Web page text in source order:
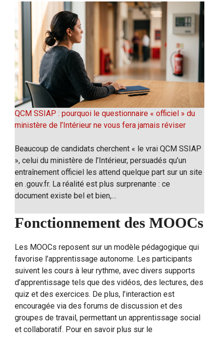
QCM SSIAP : pourquoi le questionnaire « officiel » du
ministère de l’Intérieur ne vous fera jamais réviser
Beaucoup de candidats cherchent « le vrai QCM SSIAP
», celui du ministère de l’Intérieur, persuadés qu’un
entraînement officiel les attend quelque part sur un site
en .gouv.fr. La réalité est plus surprenante : ce
document existe bel et bien,…
Fonctionnement des MOOCs
Les MOOCs reposent sur un modèle pédagogique qui
favorise l’apprentissage autonome. Les participants
suivent les cours à leur rythme, avec divers supports
d’apprentissage tels que des vidéos, des lectures, des
quiz et des exercices. De plus, l’interaction est
encouragée via des forums de discussion et des
groupes de travail, permettant un apprentissage social
et collaboratif. Pour en savoir plus sur le